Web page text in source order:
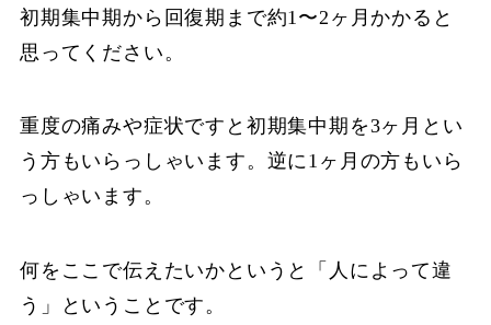
初期集中期から回復期まで約1〜2ヶ月かかると
思ってください。
重度の痛みや症状ですと初期集中期を3ヶ月とい
う方もいらっしゃいます。逆に1ヶ月の方もいら
っしゃいます。
何をここで伝えたいかというと「人によって違
う」ということです。